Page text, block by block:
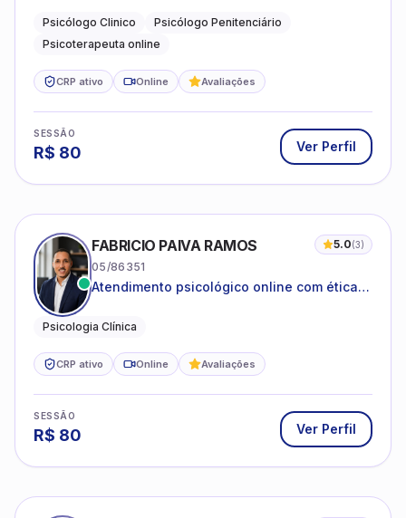
familiares e questões comportamentais.
Psicólogo Clinico
Psicólogo Penitenciário
Psicoterapeuta online
CRP ativo Online Avaliações
SESSÃO
R$ 80 Ver Perfil
FABRICIO PAIVA RAMOS 5.0(3)
05/86351
Atendimento psicológico online com ética,
Psicologia Clínica
CRP ativo Online Avaliações
SESSÃO
R$ 80 Ver Perfil